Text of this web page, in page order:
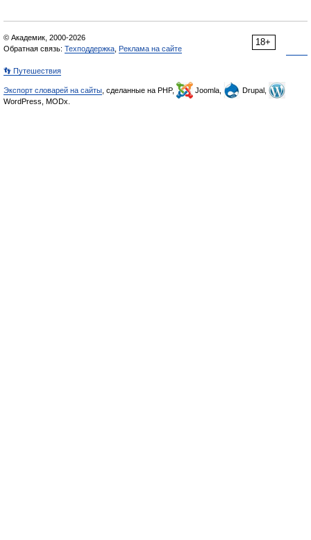
18+
© Академик, 2000-2026
Обратная связь: Техподдержка Реклама на сайте
👣 Путешествия
Экспорт словарей на сайты , сделанные на PHP, Joomla,
Drupal,
WordPress, MODx.